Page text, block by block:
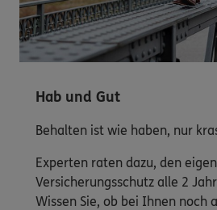
Hab und Gut
Behalten ist wie haben, nur
Experten raten dazu, den
Versicherungsschutz alle 2
Wissen Sie, ob bei Ihnen noch